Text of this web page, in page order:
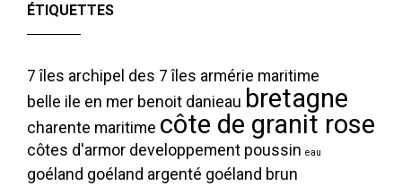
ÉTIQUETTES
7 îles archipel des 7 îles armérie maritime
belle ile en mer benoit danieau bretagne
charente maritime côte de granit rose
côtes d'armor developpement poussin eau
goéland goéland argenté goéland brun